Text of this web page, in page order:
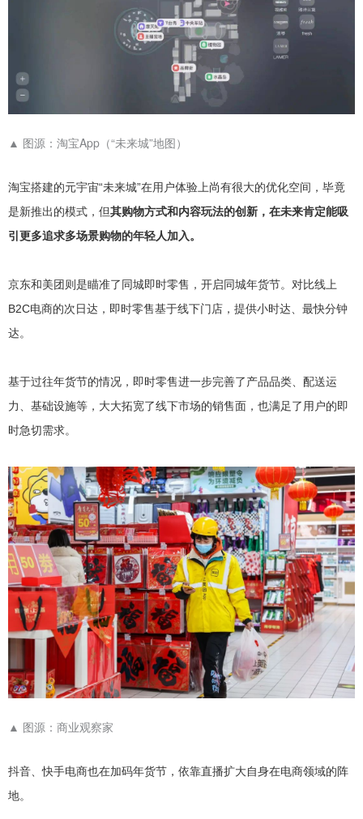
▲ 图源：淘宝App（“未来城”地图）
淘宝搭建的元宇宙“未来城”在用户体验上尚有很大的优化空间，毕竟
是新推出的模式，但其购物方式和内容玩法的创新，在未来肯定能吸
引更多追求多场景购物的年轻人加入。
京东和美团则是瞄准了同城即时零售，开启同城年货节。对比线上
B2C电商的次日达，即时零售基于线下门店，提供小时达、最快分钟
达。
基于过往年货节的情况，即时零售进一步完善了产品品类、配送运
力、基础设施等，大大拓宽了线下市场的销售面，也满足了用户的即
时急切需求。
▲ 图源：商业观察家
抖音、快手电商也在加码年货节，依靠直播扩大自身在电商领域的阵
地。